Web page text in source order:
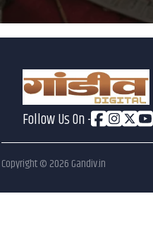
Follow Us On -
Copyright © 2026 Gandiv.in